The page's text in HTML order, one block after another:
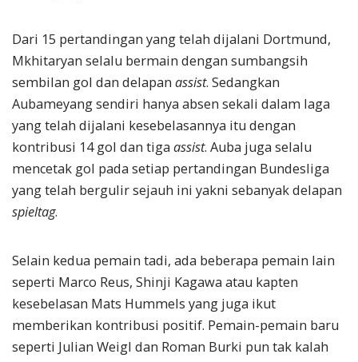
Dari 15 pertandingan yang telah dijalani Dortmund,
Mkhitaryan selalu bermain dengan sumbangsih
sembilan gol dan delapan assist. Sedangkan
Aubameyang sendiri hanya absen sekali dalam laga
yang telah dijalani kesebelasannya itu dengan
kontribusi 14 gol dan tiga assist. Auba juga selalu
mencetak gol pada setiap pertandingan Bundesliga
yang telah bergulir sejauh ini yakni sebanyak delapan
spieltag.
Selain kedua pemain tadi, ada beberapa pemain lain
seperti Marco Reus, Shinji Kagawa atau kapten
kesebelasan Mats Hummels yang juga ikut
memberikan kontribusi positif. Pemain-pemain baru
seperti Julian Weigl dan Roman Burki pun tak kalah